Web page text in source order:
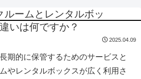
ルームとレンタルボッ
いは何ですか？
2025.04.09
期的に保管するためのサービスと
やレンタルボックスが広く利用さ